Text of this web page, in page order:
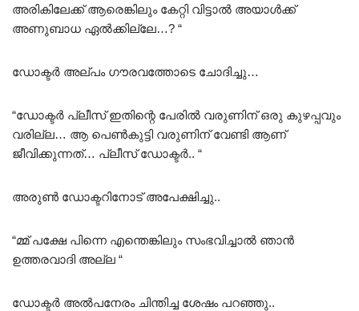
അരികിലേക്ക് ആരെങ്കിലും കേറ്റി വിട്ടാൽ അയാൾക്ക്‌
അണുബാധ ഏൽക്കില്ലേ…? “
ഡോക്ടർ അല്പം ഗൗരവത്തോടെ ചോദിച്ചു…
“ഡോക്ടർ പ്ലീസ് ഇതിന്റെ പേരിൽ വരുണിന് ഒരു കുഴപ്പവും
വരില്ല… ആ പെൺകുട്ടി വരുണിന് വേണ്ടി ആണ്
ജീവിക്കുന്നത്… പ്ലീസ് ഡോക്ടർ.. “
അരുൺ ഡോക്ടറിനോട് അപേക്ഷിച്ചു..
“മ്മ് പക്ഷേ പിന്നെ എന്തെങ്കിലും സംഭവിച്ചാൽ ഞാൻ
ഉത്തരവാദി അല്ല “
ഡോക്ടർ അൽപനേരം ചിന്തിച്ച ശേഷം പറഞ്ഞു..